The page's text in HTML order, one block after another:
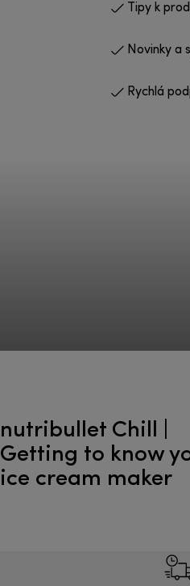
Tipy k
Novinky a
Rychlá
nutribullet Chill |
Getting to know
ice cream maker